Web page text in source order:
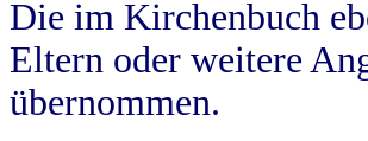
Die im Kirchenbuch
Eltern oder weitere
übernommen.